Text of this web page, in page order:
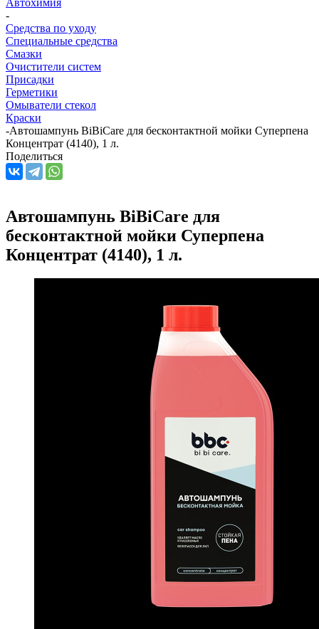
-
Средства по уходу
Специальные средства
Смазки
Очистители систем
Присадки
Герметики
Омыватели стекол
Краски
-Автошампунь BiBiCare для бесконтактной мойки Суперпена
Концентрат (4140), 1 л.
Поделиться
Автошампунь BiBiCare для
бесконтактной мойки Суперпена
Концентрат (4140), 1 л.